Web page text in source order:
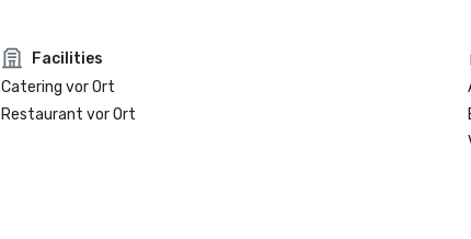
Facilities
Catering vor Ort
Restaurant vor Ort